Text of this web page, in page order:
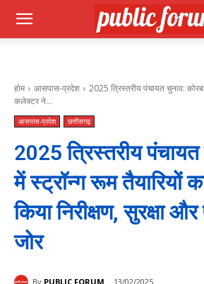
होम आसपास-प्रदेश
2025 त्रिस्तरीय पंचायत चुनाव:
कलेक्टर ने...
आसपास-प्रदेश छत्तीसगढ़
2025 त्रिस्तरीय पंचायत
में स्ट्रॉन्ग रूम तैयारियों
किया निरीक्षण, सुरक्षा
जोर
By PUBLIC FORUM 13/02/2025